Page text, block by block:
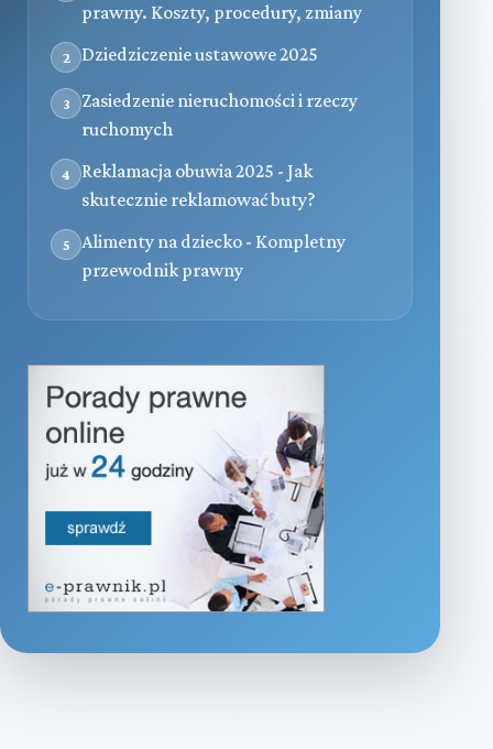
prawny. Koszty, procedury, zmiany
2 Dziedziczenie ustawowe 2025
3
Zasiedzenie nieruchomości i rzeczy
ruchomych
4
Reklamacja obuwia 2025 - Jak
skutecznie reklamować buty?
5
Alimenty na dziecko - Kompletny
przewodnik prawny